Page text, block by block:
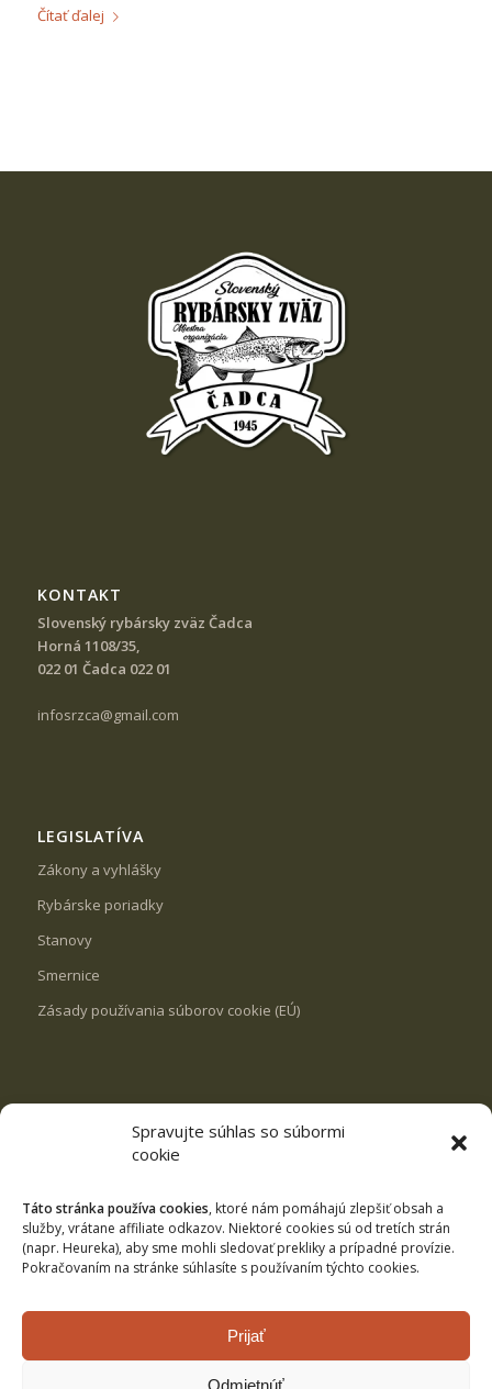
Spravujte súhlas so súbormi
cookie
Táto stránka používa cookies, ktoré nám pomáhajú zlepšiť obsah a
služby, vrátane affiliate odkazov. Niektoré cookies sú od tretích strán
(napr. Heureka), aby sme mohli sledovať prekliky a prípadné provízie.
Pokračovaním na stránke súhlasíte s používaním týchto cookies.
Prijať
Odmietnúť
Čítať ďalej
KONTAKT
Slovenský rybársky zväz Čadca
Horná 1108/35,
022 01 Čadca 022 01
infosrzca@gmail.com
LEGISLATÍVA
Zákony a vyhlášky
Rybárske poriadky
Stanovy
Smernice
Zásady používania súborov cookie (EÚ)
Rybník Svrčinovec
Rybník Čierne
Kysuca č.3
Revíry pstruhové